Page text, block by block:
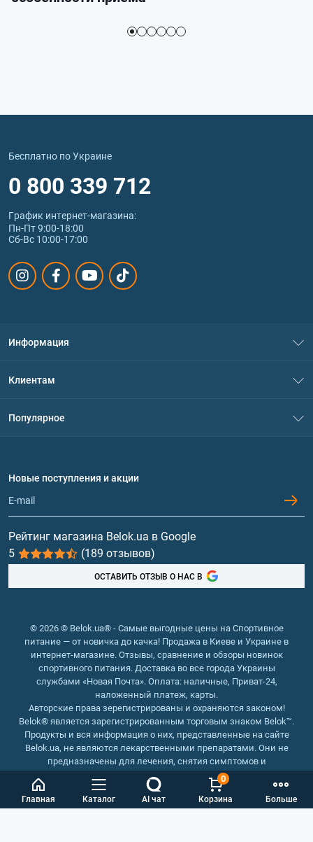
Главная Каталог AI чат Корзина
0
Больше
Бесплатно по Украине
0 800 339 712
График интернет‑магазина:
Пн-Пт 9:00-18:00
Сб-Вс 10:00-17:00
Информация
Политика конфиденциальности
Обмен и возврат
Клиентам
Популярное
Протеин
Гейнеры
Витамины и минералы
Рыбий жир, жирные кислоты
Новые поступления и акции
Рейтинг магазина Belok.ua в Google
5
(189 отзывов)
ОСТАВИТЬ ОТЗЫВ О НАС В
© 2026 © Belok.ua® - Самые выгодные цены на Спортивное
питание — от новичка до качка! Продажа в Киеве и Украине в
интернет-магазине. Отзывы, сравнение и обзоры новинок
спортивного питания. Доставка во все города Украины
службами «Новая Почта». Оплата: наличные, Приват-24,
наложенный платеж, карты.
Авторские права зерегистрированы и охраняются законом!
Belok® является зарегистрированным торговым знаком Belok™.
Продукты и вся информация о них, представленные на сайте
Belok.ua, не являются лекарственными препаратами. Они не
предназначены для лечения, снятия симптомов и
предотвращения болезней.
Интернет магазин Belok.ua
››Интернет магазин спортивного
питания